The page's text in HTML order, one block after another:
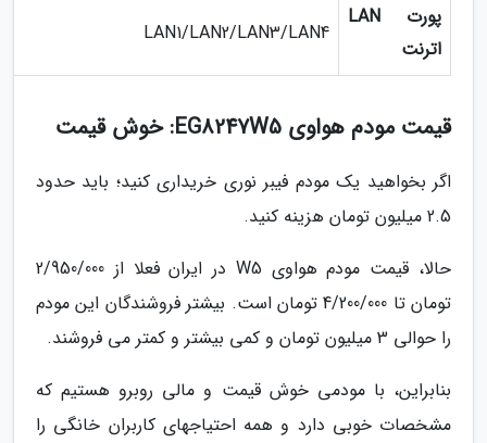
پورت LAN
اترنت
LAN1/LAN2/LAN3/LAN4
قیمت مودم هواوی EG8247W5: خوش قیمت
اگر بخواهید یک مودم فیبر نوری خریداری کنید؛ باید حدود
2.5 میلیون تومان هزینه کنید.
حالا، قیمت مودم هواوی W5 در ایران فعلا از 2/950/000
تومان تا 4/200/000 تومان است. بیشتر فروشندگان این مودم
را حوالی 3 میلیون تومان و کمی بیشتر و کمتر می فروشند.
بنابراین، با مودمی خوش قیمت و مالی روبرو هستیم که
مشخصات خوبی دارد و همه احتیاجهای کاربران خانگی را